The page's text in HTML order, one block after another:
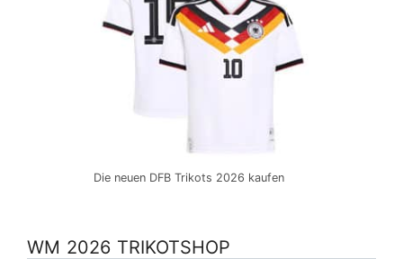
Die neuen DFB Trikots 2026 kaufen
WM 2026 TRIKOTSHOP